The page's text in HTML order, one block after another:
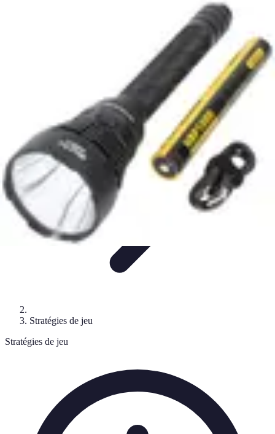
Entraînement et Techniques
Techniques et
Stratégies d'équipe
Stratégies de jeu
Stratégies de jeu